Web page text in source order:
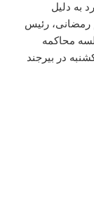
به دلیل
رمضانی، رئیس
محاکمه
در بیرجند